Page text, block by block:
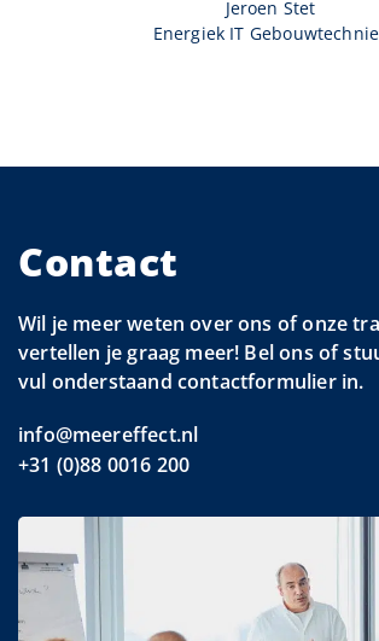
Jeroen Stet
Energiek IT
Contact
Wil je meer weten over ons of onze
vertellen je graag meer! Bel ons of
vul onderstaand contactformulier in.
info@meereffect.nl
+31 (0)88 0016 200